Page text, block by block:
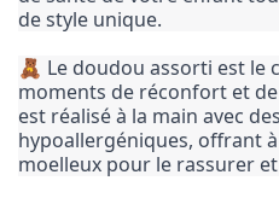
de style unique.
🧸 Le doudou assorti est le
moments de réconfort et
est réalisé à la main avec
hypoallergéniques, offrant
moelleux pour le rassurer et